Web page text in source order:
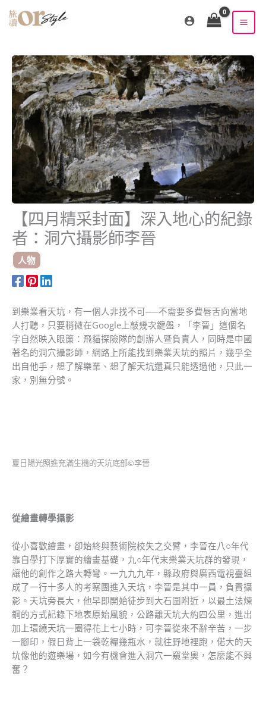
【四月精采封面】深入地心的紀錄
者：洞穴攝影師李晉
人物
到樂業看天坑，有一個人非找不可──不需要多費唇舌向當地
人打聽，只要稍微在Google上敲幾次鍵盤，「李晉」這個名
字自然映入眼簾：飛貓探險隊的創辦人暨負責人，同時是中國
著名的洞穴攝影師，網路上所能找到樂業天坑的照片，幾乎全
出自他手，想了解樂業、想了解天坑還真只能透過他，只此一
家，別無分號。
夏日陽光照進充滿生機的天坑底部©李晉
從繪畫轉學攝影
從小喜歡繪畫，卻始終與藝術院校失之交臂，李晉在八○年代
靠自學打下厚實的繪畫基礎，九○年代末樂業天坑群的發現，
讓他的創作之路大轉彎。一九九九年，縣政府與廣西電視臺組
成了一行十多人的考察團進入天坑，李晉是其中一員，負責攝
影。天坑旁長大，他早即開始徒步到大石圍附近，以最土法煉
鋼的方式記錄下地表原始風貌，公路離天坑大約四公里，進出
加上環繞天坑一圈得花上七小時，可李晉從來不辭辛苦，一步
一腳印，假日背上一袋乾糧幾瓶水，就往野地裡跑，偌大的天
坑像他的遊樂場，如今有機會進入洞穴一窺堂奧，怎麼能不興
奮？